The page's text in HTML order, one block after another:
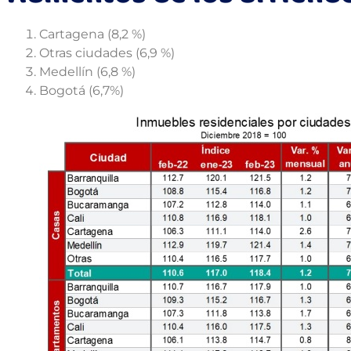
Cartagena (8,2 %)
Otras ciudades (6,9 %)
Medellín (6,8 %)
Bogotá (6,7%)